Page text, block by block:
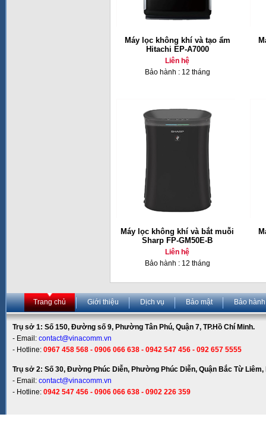
Máy lọc không khí và tạo ẩm
Hitachi EP-A7000
Liên hệ
Bảo hành : 12 tháng
Máy lọc không khí và bắt muỗi
Sharp FP-GM50E-B
Liên hệ
Bảo hành : 12 tháng
Trang chủ Giới thiệu Dịch vụ Bảo mật Bảo hành
Trụ sở 1: Số 150, Đường số 9, Phường Tân Phú, Quận 7, TP.Hồ Chí Minh.
- Email: contact@vinacomm.vn
- Hotline: 0967 458 568 - 0906 066 638 - 0942 547 456 - 092 657 5555
Trụ sở 2: Số 30, Đường Phúc Diễn, Phường Phúc Diễn, Quận Bắc Từ Liêm,
- Email: contact@vinacomm.vn
- Hotline: 0942 547 456 - 0906 066 638 - 0902 226 359